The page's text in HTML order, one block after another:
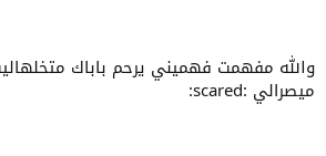
والله مفهمت فهميني يرحم باباك
ميصرالي :scared: